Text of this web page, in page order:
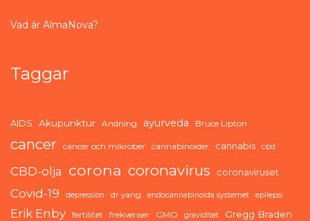
Vad är AlmaNova?
Taggar
AIDS Akupunktur Andning ayurveda Bruce Lipton
cancer cancer och mikrober cannabinoider cannabis cbd
CBD-olja corona coronavirus coronaviruset
Covid-19 depression dr yang endocannabinoida systemet epilepsi
Erik Enby fertilitet frekvenser GMO graviditet Gregg Braden